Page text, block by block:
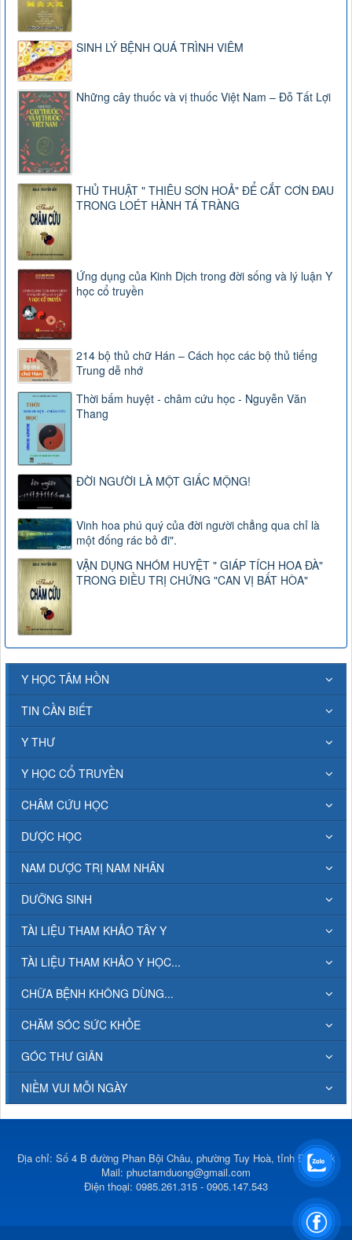
SINH LÝ BỆNH QUÁ TRÌNH VIÊM
Những cây thuốc và vị thuốc Việt Nam – Đỗ Tất Lợi
THỦ THUẬT " THIÊU SƠN HOẢ" ĐỂ CẮT CƠN ĐAU
TRONG LOÉT HÀNH TÁ TRÀNG
Ứng dụng của Kinh Dịch trong đời sống và lý luận Y
học cổ truyền
214 bộ thủ chữ Hán – Cách học các bộ thủ tiếng
Trung dễ nhớ
Thời bấm huyệt - châm cứu học - Nguyễn Văn
Thang
ĐỜI NGƯỜI LÀ MỘT GIẤC MỘNG!
Vinh hoa phú quý của đời người chẳng qua chỉ là
một đống rác bỏ đi".
VẬN DỤNG NHÓM HUYỆT " GIÁP TÍCH HOA ĐÀ"
TRONG ĐIỀU TRỊ CHỨNG "CAN VỊ BẤT HÒA"
Y HỌC TÂM HỒN
TIN CẦN BIẾT
Y THƯ
Y HỌC CỔ TRUYỀN
CHÂM CỨU HỌC
DƯỢC HỌC
NAM DƯỢC TRỊ NAM NHÂN
DƯỠNG SINH
TÀI LIỆU THAM KHẢO TÂY Y
TÀI LIỆU THAM KHẢO Y HỌC...
CHỮA BỆNH KHÔNG DÙNG...
CHĂM SÓC SỨC KHỎE
GÓC THƯ GIÃN
NIỀM VUI MỖI NGÀY
Địa chỉ: Số 4 B đường Phan Bội Châu, phường Tuy Hoà, tỉnh Đắk Lắk
Mail: phuctamduong@gmail.com
Điện thoại: 0985.261.315 - 0905.147.543